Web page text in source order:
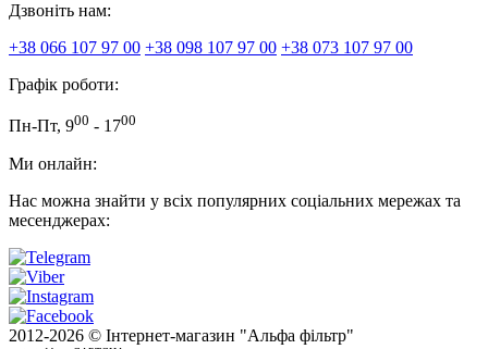
Дзвоніть нам:
+38 066 107 97 00 +38 098 107 97 00 +38 073 107 97 00
Графік роботи:
Пн-Пт, 900 - 1700
Ми онлайн:
Нас можна знайти у всіх популярних соціальних мережах та
месенджерах:
2012-2026 © Інтернет-магазин "Альфа фільтр"